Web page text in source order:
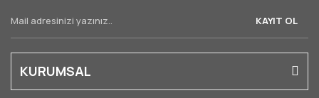
KAYIT OL
KURUMSAL